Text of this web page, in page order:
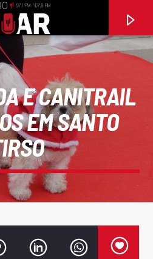
E CANITRAIL
EM SANTO